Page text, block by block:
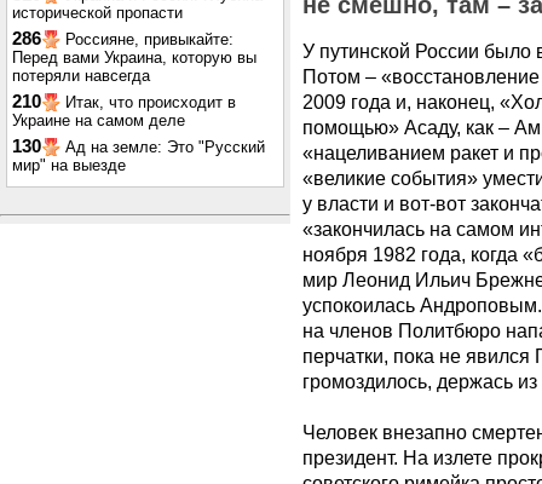
исторической пропасти
286
Россияне, привыкайте:
Перед вами Украина, которую вы
потеряли навсегда
210
Итак, что происходит в
Украине на самом деле
130
Ад на земле: Это "Русский
мир" на выезде
У путинской России было
Потом –
2009 года и, наконец,
помощью» Асаду, как –
«нацеливанием ракет и
«великие события»
у власти и вот-вот
«закончилась на самом
ноября 1982 года, когда
мир Леонид Ильич
успокоилась
на членов Политбюро
перчатки, пока не явился
громоздилось, держась
Человек внезапно
президент. На излете